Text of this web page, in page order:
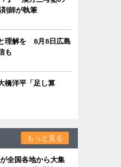
師が執筆
理解を 8月8日広島
も
橋洋平「足し算
もっと見る
全国各地から大集